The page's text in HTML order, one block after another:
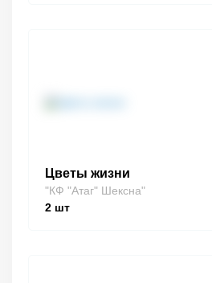
Цветы жизни
"КФ "Атаг" Шексна"
2 шт